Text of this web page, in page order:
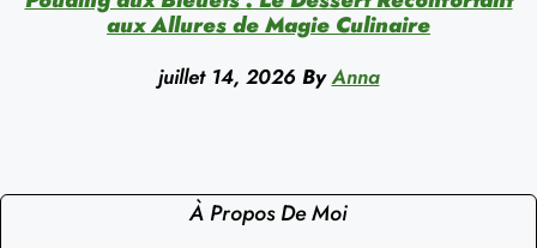
aux Allures de Magie Culinaire
juillet 14, 2026 By Anna
À Propos De Moi